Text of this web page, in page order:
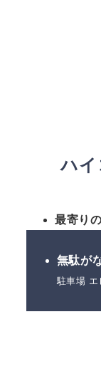
ハイ
最寄り
無駄が
駐車場 エ